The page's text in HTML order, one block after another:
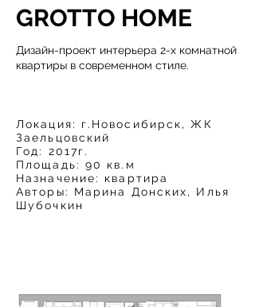
GROTTO HOME
Дизайн-проект интерьера 2-х комнатной
квартиры в современном стиле.
Локация: г.Новосибирск, ЖК
Заельцовский
Год: 2017г.
Площадь: 90 кв.м
Назначение: квартира
Авторы: Марина Донских, Илья
Шубочкин